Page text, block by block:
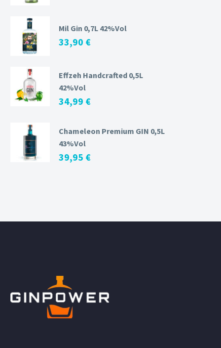
Mil Gin 0,7L 42%Vol
33,90 €
Effzeh Handcrafted 0,5L
42%Vol
34,99 €
Chameleon Premium GIN 0,5L
43%Vol
39,95 €